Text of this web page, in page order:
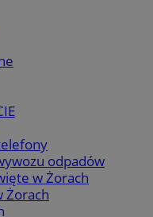
odpadów
w Żorach
Żorach